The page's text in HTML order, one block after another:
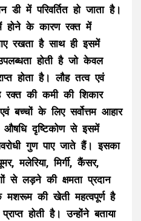
डी में परिवर्तित हो जाता है।
होने के कारण रक्त में
रखता है साथ ही इसमें
होती है जो केवल
होता है। लौह तत्व एवं
की कमी की शिकार
बच्चों के लिए सर्वोत्तम आहार
औषधि दृष्टिकोण से इसमें
गुण पाए जाते हैं। इसका
मलेरिया, मिर्गी, कैंसर,
से लड़ने की क्षमता प्रदान
मशरूम की खेती महत्वपूर्ण है
होती है। उन्होंने बताया